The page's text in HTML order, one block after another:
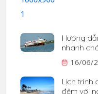
Hướng
nhanh
16/06/
Lịch trình
đêm với